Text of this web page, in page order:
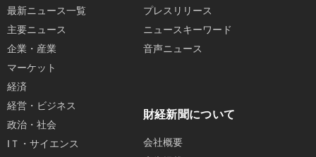
最新ニュース一覧
主要ニュース
企業・産業
マーケット
経済
経営・ビジネス
政治・社会
IＴ・サイエンス
プレスリリース
ニュースキーワード
音声ニュース
財経新聞について
会社概要